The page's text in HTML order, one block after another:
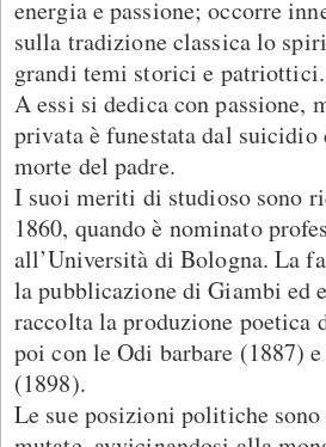
energia e passione; occorre
sulla tradizione classica lo
grandi temi storici e patriottici.
A essi si dedica con passione,
privata è funestata dal
morte del padre.
I suoi meriti di studioso sono
1860, quando è nominato
all’Università di Bologna. La
la pubblicazione di Giambi ed
raccolta la produzione poetica
poi con le Odi barbare (1887)
(1898).
Le sue posizioni politiche